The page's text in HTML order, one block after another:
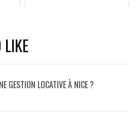
GESTION LOCATIVE À NICE ?